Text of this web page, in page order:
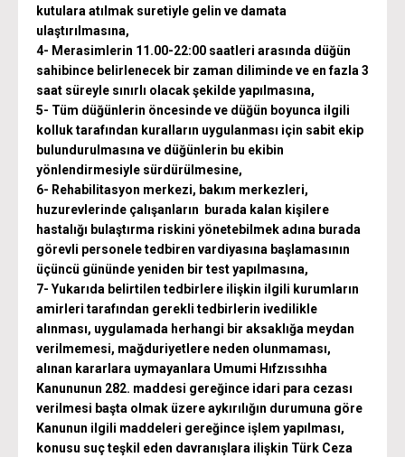
kutulara atılmak suretiyle gelin ve damata
ulaştırılmasına,
4- Merasimlerin 11.00-22:00 saatleri arasında düğün
sahibince belirlenecek bir zaman diliminde ve en fazla 3
saat süreyle sınırlı olacak şekilde yapılmasına,
5- Tüm düğünlerin öncesinde ve düğün boyunca ilgili
kolluk tarafından kuralların uygulanması için sabit ekip
bulundurulmasına ve düğünlerin bu ekibin
yönlendirmesiyle sürdürülmesine,
6- Rehabilitasyon merkezi, bakım merkezleri,
huzurevlerinde çalışanların burada kalan kişilere
hastalığı bulaştırma riskini yönetebilmek adına burada
görevli personele tedbiren vardiyasına başlamasının
üçüncü gününde yeniden bir test yapılmasına,
7- Yukarıda belirtilen tedbirlere ilişkin ilgili kurumların
amirleri tarafından gerekli tedbirlerin ivedilikle
alınması, uygulamada herhangi bir aksaklığa meydan
verilmemesi, mağduriyetlere neden olunmaması,
alınan kararlara uymayanlara Umumi Hıfzıssıhha
Kanununun 282. maddesi gereğince idari para cezası
verilmesi başta olmak üzere aykırılığın durumuna göre
Kanunun ilgili maddeleri gereğince işlem yapılması,
konusu suç teşkil eden davranışlara ilişkin Türk Ceza